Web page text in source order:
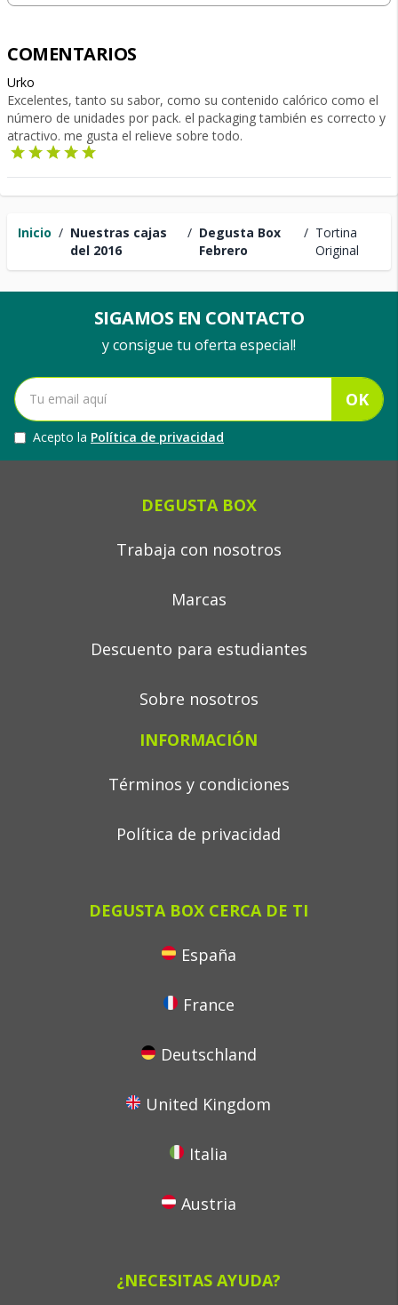
Inicio / Nuestras cajas
del 2016
/ Degusta Box
Febrero
/ Tortina
Original
COMENTARIOS
Urko
Excelentes, tanto su sabor, como su contenido calórico como el
número de unidades por pack. el packaging también es correcto y
atractivo. me gusta el relieve sobre todo.
SIGAMOS EN CONTACTO
y consigue tu oferta especial!
OK
Acepto la Política de privacidad
DEGUSTA BOX
Trabaja con nosotros
Marcas
Descuento para estudiantes
Sobre nosotros
INFORMACIÓN
Términos y condiciones
Política de privacidad
DEGUSTA BOX CERCA DE TI
España
France
Deutschland
United Kingdom
Italia
Austria
¿NECESITAS AYUDA?